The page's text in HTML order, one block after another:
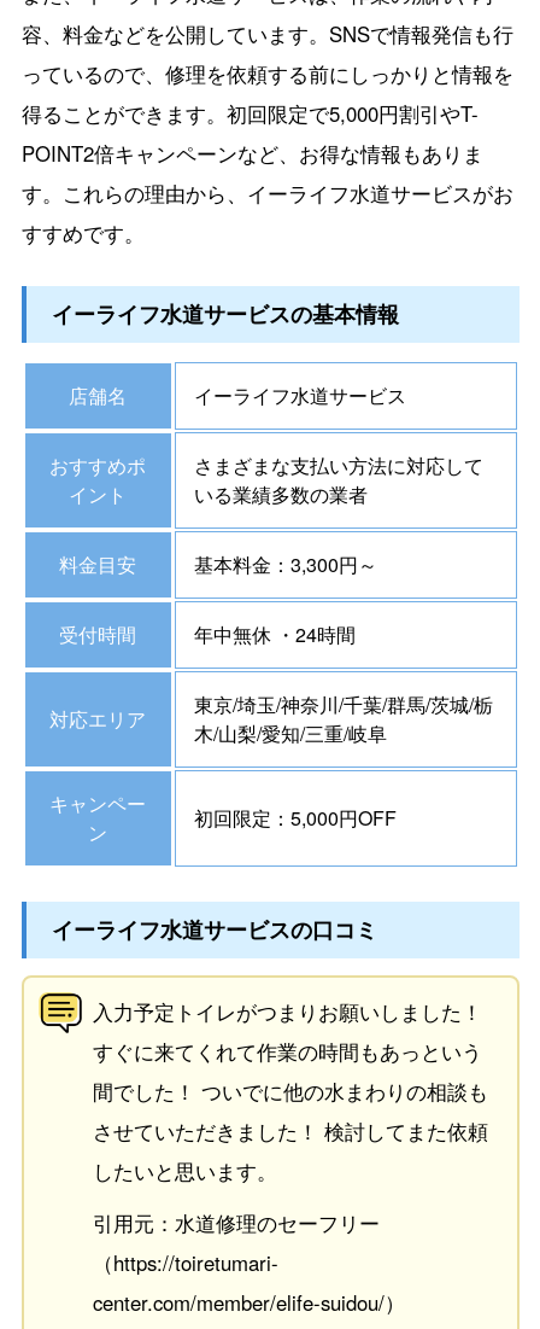
容、料金などを公開しています。SNSで情報発信も行
っているので、修理を依頼する前にしっかりと情報を
得ることができます。初回限定で5,000円割引やT-
POINT2倍キャンペーンなど、お得な情報もありま
す。これらの理由から、イーライフ水道サービスがお
すすめです。
イーライフ水道サービスの基本情報
店舗名 イーライフ水道サービス
おすすめポ
イント
さまざまな支払い方法に対応して
いる業績多数の業者
料金目安 基本料金：3,300円～
受付時間 年中無休 ・24時間
対応エリア
東京/埼玉/神奈川/千葉/群馬/茨城/栃
木/山梨/愛知/三重/岐阜
キャンペー
ン
初回限定：5,000円OFF
イーライフ水道サービスの口コミ
入力予定トイレがつまりお願いしました！
すぐに来てくれて作業の時間もあっという
間でした！ ついでに他の水まわりの相談も
させていただきました！ 検討してまた依頼
したいと思います。
引用元：水道修理のセーフリー
（https://toiretumari-
center.com/member/elife-suidou/）